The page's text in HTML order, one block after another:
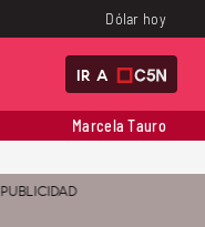
Dólar hoy
IR A
Marcela Tauro